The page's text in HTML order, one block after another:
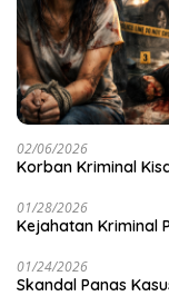
02/06/2026
Korban Kriminal
01/28/2026
Kejahatan Kriminal
01/24/2026
Skandal Panas